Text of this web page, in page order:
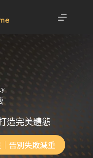
造完美體態
告別失敗減重